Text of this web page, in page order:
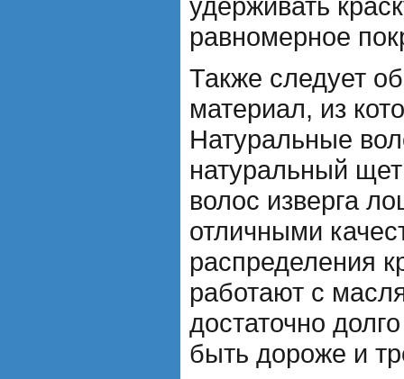
удерживать
равномерное
Также следует
материал, из
Натуральные
натуральный
волос изверга
отличными
распределения
работают с
достаточно
быть дороже и